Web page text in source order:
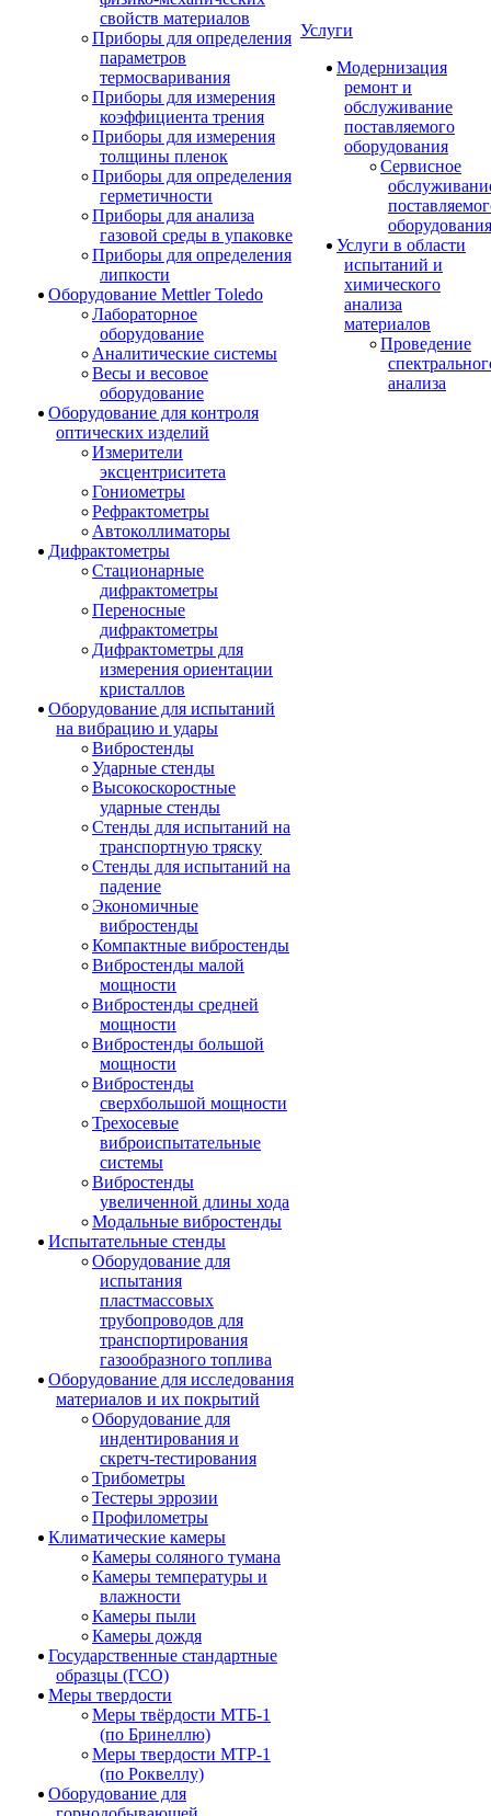
свойств материалов
Приборы для определения
параметров
термосваривания
Приборы для измерения
коэффициента трения
Приборы для измерения
толщины пленок
Приборы для определения
герметичности
Приборы для анализа
газовой среды в упаковке
Приборы для определения
липкости
Оборудование Mettler Toledo
Лабораторное
оборудование
Аналитические системы
Весы и весовое
оборудование
Оборудование для контроля
оптических изделий
Измерители
эксцентриситета
Гониометры
Рефрактометры
Автоколлиматоры
Дифрактометры
Стационарные
дифрактометры
Переносные
дифрактометры
Дифрактометры для
измерения ориентации
кристаллов
Оборудование для испытаний
на вибрацию и удары
Вибростенды
Ударные стенды
Высокоскоростные
ударные стенды
Стенды для испытаний на
транспортную тряску
Стенды для испытаний на
падение
Экономичные
вибростенды
Компактные вибростенды
Вибростенды малой
мощности
Вибростенды средней
мощности
Вибростенды большой
мощности
Вибростенды
сверхбольшой мощности
Трехосевые
виброиспытательные
системы
Вибростенды
увеличенной длины хода
Модальные вибростенды
Испытательные стенды
Оборудование для
испытания
пластмассовых
трубопроводов для
транспортирования
газообразного топлива
Оборудование для исследования
материалов и их покрытий
Оборудование для
индентирования и
скретч-тестирования
Трибометры
Тестеры эррозии
Профилометры
Климатические камеры
Камеры соляного тумана
Камеры температуры и
влажности
Камеры пыли
Камеры дождя
Государственные стандартные
образцы (ГСО)
Меры твердости
Меры твёрдости МТБ-1
(по Бринеллю)
Меры твердости МТР-1
(по Роквеллу)
Оборудование для
Услуги
Модернизация
ремонт и
обслуживание
поставляемого
оборудования
Сервисное
оборудования
Услуги в области
испытаний и
химического
анализа
материалов
Проведение
анализа